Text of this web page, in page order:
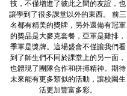
技，不僅增進了彼此之間的友誼，也
讓學到了很多課堂以外的東西。 前三
名都有精美的獎牌，另外還備有冠軍
的獎品是大麥克套餐，亞軍是雞排，
季軍是獎牌。這場盛會不僅讓我們看
到了師生們不同於課堂上的另一面，
也體現了團隊合作和拼搏精神。期待
未來能有更多類似的活動，讓校園生
活更加豐富多彩。